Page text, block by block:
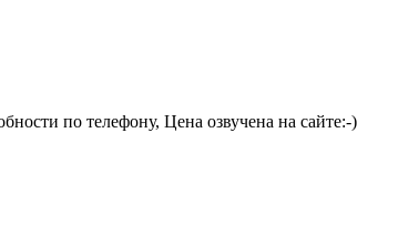
по телефону, Цена озвучена на сайте:-)